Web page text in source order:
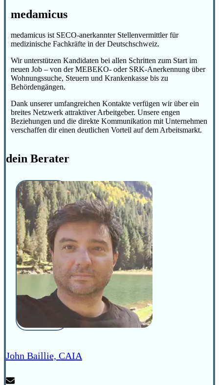
medamicus
medamicus ist SECO-anerkannter Stellenvermittler für
medizinische Fachkräfte in der Deutschschweiz.
Wir unterstützen Kandidaten bei allen Schritten zum Start im
neuen Job – von der MEBEKO- oder SRK-Anerkennung über
Wohnungssuche, Steuern und Krankenkasse bis zu
Behördengängen.
Dank unserer umfangreichen Kontakte verfügen wir über ein
breites Netzwerk attraktiver Arbeitgeber. Unsere engen
Beziehungen und die direkte Kommunikation mit Unternehmen
verschaffen dir einen deutlichen Vorteil auf dem Arbeitsmarkt.
dein Berater
John Baillie, CAIA